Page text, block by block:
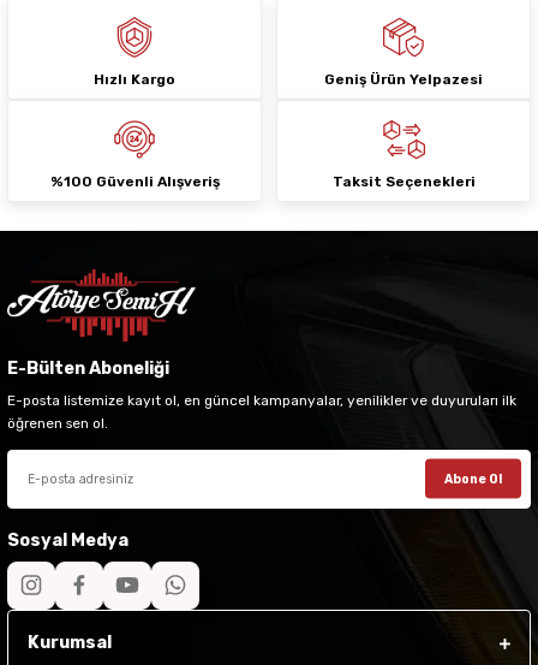
Hızlı Kargo Geniş Ürün Yelpazesi
%100 Güvenli Alışveriş Taksit Seçenekleri
E-Bülten Aboneliği
E-posta listemize kayıt ol, en güncel kampanyalar, yenilikler ve duyuruları ilk
öğrenen sen ol.
Abone Ol
Sosyal Medya
Kurumsal